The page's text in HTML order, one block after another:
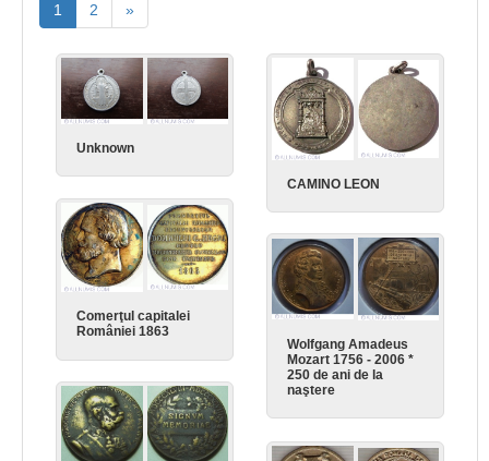
1 2 »
Unknown
CAMINO LEON
Comerţul capitalei
României 1863
Wolfgang Amadeus
Mozart 1756 - 2006 *
250 de ani de la
naştere